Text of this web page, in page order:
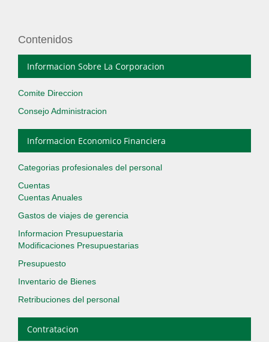
Contenidos
Informacion Sobre La Corporacion
Comite Direccion
Consejo Administracion
Informacion Economico Financiera
Categorias profesionales del personal
Cuentas
Cuentas Anuales
Gastos de viajes de gerencia
Informacion Presupuestaria
Modificaciones Presupuestarias
Presupuesto
Inventario de Bienes
Retribuciones del personal
Contratacion